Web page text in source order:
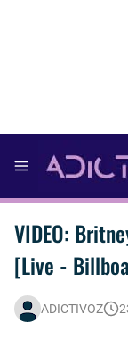
VIDEO:
[Live -
ADICTIVOZ